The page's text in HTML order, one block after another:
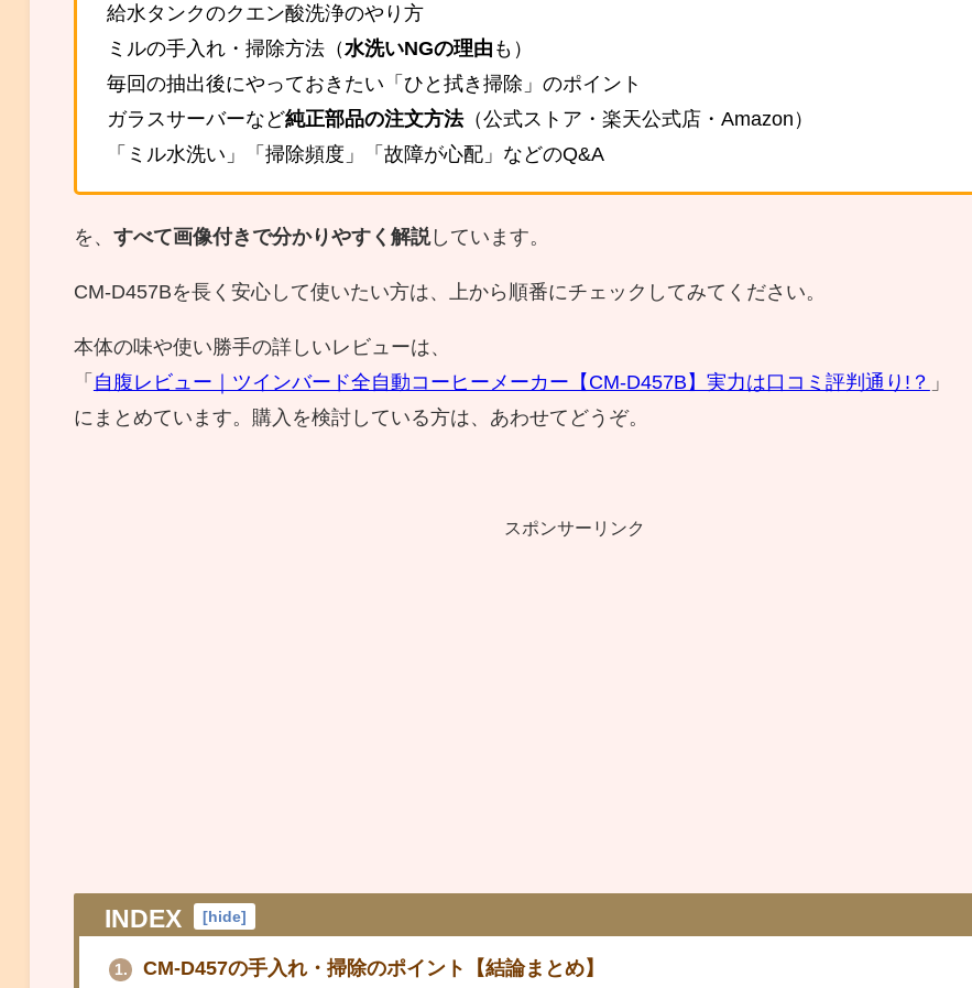
給水タンクのクエン酸洗浄のやり方
ミルの手入れ・掃除方法（水洗いNGの理由 も）
毎回の抽出後にやっておきたい「ひと拭き掃除」のポイント
ガラスサーバーなど純正部品の注文方法（公式ストア・楽天公式店・Amazon）
「ミル水洗い」「掃除頻度」「故障が心配」などのQ&A
を、 すべて画像付きで分かりやすく解説しています。
CM-D457Bを長く安心して使いたい方は、上から順番にチェックしてみてください。
本体の味や使い勝手の詳しいレビューは、
「 自腹レビュー｜ツインバード全自動コーヒーメーカー【CM-D457B】実力は口コミ評判通り!？
」
にまとめています。購入を検討している方は、あわせてどうぞ。
スポンサーリンク
INDEX [ hide]
1. CM-D457の手入れ・掃除のポイント【結論まとめ】